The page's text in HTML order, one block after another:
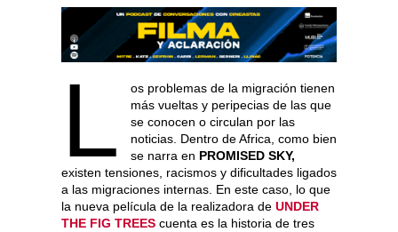
L
os problemas de la migración tienen
más vueltas y peripecias de las que
se conocen o circulan por las
noticias. Dentro de Africa, como bien
se narra en PROMISED SKY,
existen tensiones, racismos y dificultades ligados
a las migraciones internas. En este caso, lo que
la nueva película de la realizadora de UNDER
THE FIG TREES cuenta es la historia de tres